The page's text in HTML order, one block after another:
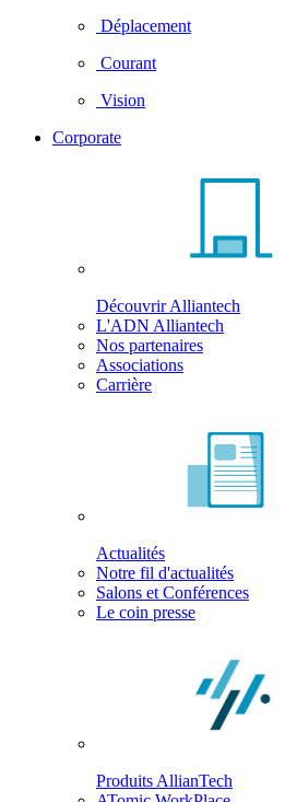
Déplacement
Courant
Vision
Corporate
Découvrir Alliantech
L'ADN Alliantech
Nos partenaires
Associations
Carrière
Actualités
Notre fil d'actualités
Salons et Conférences
Le coin presse
Produits AllianTech